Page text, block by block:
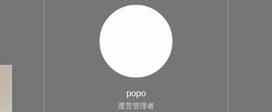
popo
運営管理者